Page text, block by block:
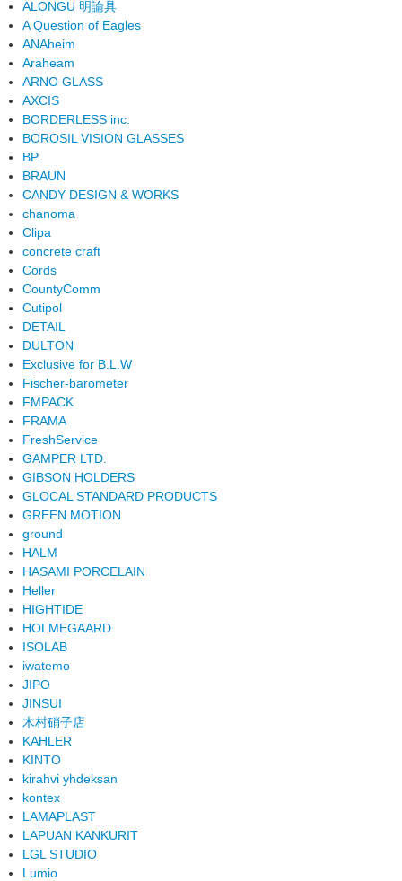
ALONGU 明論具
A Question of Eagles
ANAheim
Araheam
ARNO GLASS
AXCIS
BORDERLESS inc.
BOROSIL VISION GLASSES
BP.
BRAUN
CANDY DESIGN & WORKS
chanoma
Clipa
concrete craft
Cords
CountyComm
Cutipol
DETAIL
DULTON
Exclusive for B.L.W
Fischer-barometer
FMPACK
FRAMA
FreshService
GAMPER LTD.
GIBSON HOLDERS
GLOCAL STANDARD PRODUCTS
GREEN MOTION
ground
HALM
HASAMI PORCELAIN
Heller
HIGHTIDE
HOLMEGAARD
ISOLAB
iwatemo
JIPO
JINSUI
木村硝子店
KAHLER
KINTO
kirahvi yhdeksan
kontex
LAMAPLAST
LAPUAN KANKURIT
LGL STUDIO
Lumio